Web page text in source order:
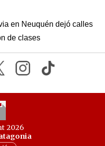
en Neuquén dejó calles
de clases
2026